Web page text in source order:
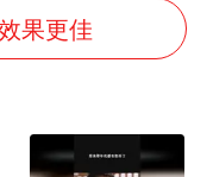
香港殿堂级填词人黎彼得因病离世 终年76岁
李亚鹏向地铁吐血女孩捐99999元
41岁女子为鼓励女儿考上985研究生
果更佳